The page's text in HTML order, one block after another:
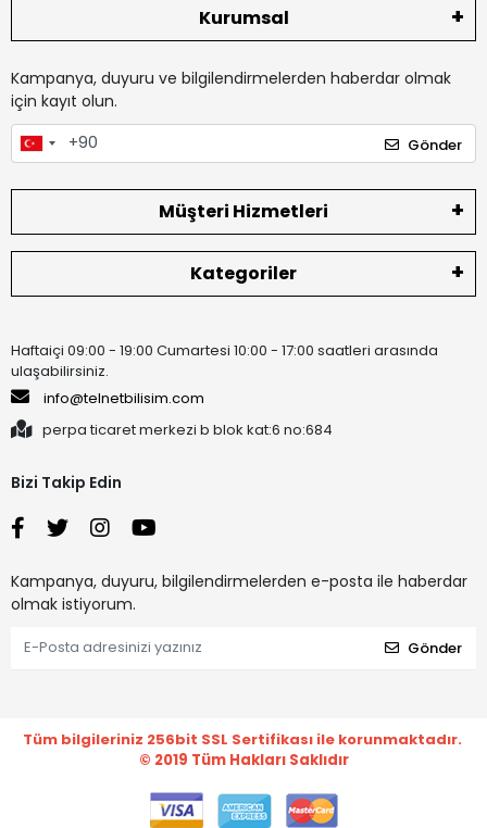
Kurumsal
Kampanya, duyuru ve bilgilendirmelerden haberdar olmak
için kayıt olun.
Gönder
Müşteri Hizmetleri
Kategoriler
Haftaiçi 09:00 - 19:00 Cumartesi 10:00 - 17:00 saatleri arasında
ulaşabilirsiniz.
info@telnetbilisim.com
perpa ticaret merkezi b blok kat:6 no:684
Bizi Takip Edin
Kampanya, duyuru, bilgilendirmelerden e-posta ile haberdar
olmak istiyorum.
Gönder
Tüm bilgileriniz 256bit SSL Sertifikası ile korunmaktadır.
© 2019 Tüm Hakları Saklıdır